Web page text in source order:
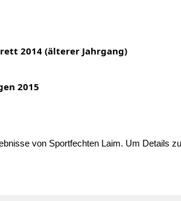
2014 (älterer Jahrgang)
2015
von Sportfechten Laim. Um Details